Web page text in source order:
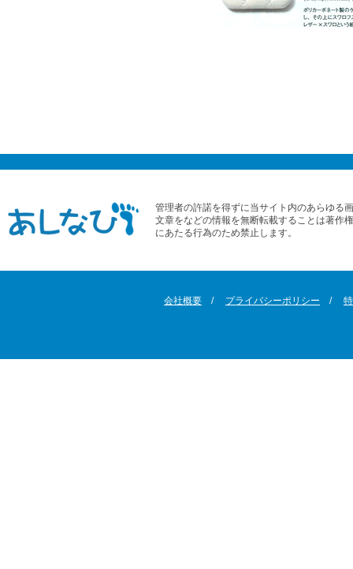
管理者の許諾を得ずに当サイト内のあらゆる
文章をなどの情報を無断転載することは著作
にあたる行為のため禁止します。
会社概要 プライバシーポリシー